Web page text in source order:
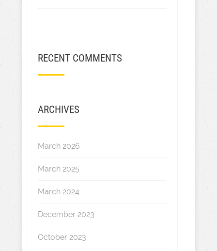
RECENT COMMENTS
ARCHIVES
March 2026
March 2025
March 2024
December 2023
October 2023